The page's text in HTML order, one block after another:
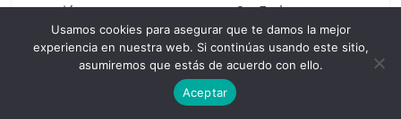
atención a esta nueva guerra». 2. «En lo que
respecta a Estados Unidos el concepto de nihilismo
nos permite ir un paso más allá en nuestra
interpretación: su compromiso irreflexivo e
incondicional con Israel es un síntoma suicida».
Usamos cookies para asegurar que te damos la mejor
experiencia en nuestra web. Si continúas usando este sitio,
asumiremos que estás de acuerdo con ello.
Aceptar